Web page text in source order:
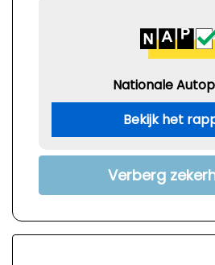
Nationale
Bekijk het
Verberg